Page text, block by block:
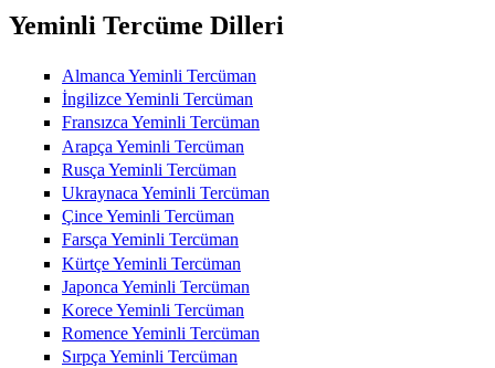
Yeminli Tercüme Dilleri
Almanca Yeminli Tercüman
İngilizce Yeminli Tercüman
Fransızca Yeminli Tercüman
Arapça Yeminli Tercüman
Rusça Yeminli Tercüman
Ukraynaca Yeminli Tercüman
Çince Yeminli Tercüman
Farsça Yeminli Tercüman
Kürtçe Yeminli Tercüman
Japonca Yeminli Tercüman
Korece Yeminli Tercüman
Romence Yeminli Tercüman
Sırpça Yeminli Tercüman